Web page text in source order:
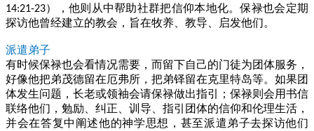
14:21-23），他则从中帮助社群把信仰本地化。保禄也会定期
探访他曾经建立的教会，旨在牧养、教导、启发他们。
派遣弟子
有时候保禄也会看情况需要，而留下自己的门徒为团体服务，
好像他把弟茂德留在厄弗所，把弟铎留在克里特岛等。如果团
体发生问题，长老或领袖会请保禄做出指引；保禄则会用书信
联络他们，勉励、纠正、训导、指引团体的信仰和伦理生活，
并会在答复中阐述他的神学思想，甚至派遣弟子去探访他们